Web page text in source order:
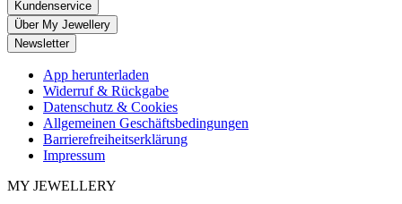
Kundenservice
Über My Jewellery
Newsletter
App herunterladen
Widerruf & Rückgabe
Datenschutz & Cookies
Allgemeinen Geschäftsbedingungen
Barrierefreiheitserklärung
Impressum
MY JEWELLERY